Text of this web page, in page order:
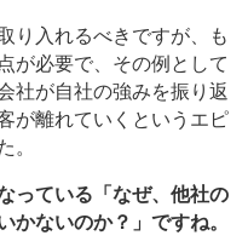
り入れるべきですが、も
が必要で、その例として
社が自社の強みを振り返
が離れていくというエピ
ている「なぜ、他社の
ないのか？」ですね。